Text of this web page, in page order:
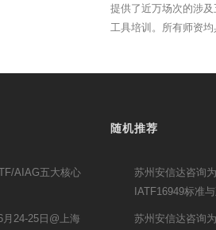
提供了近万场次的涉
工具培训。所有师资
AIAG五大核心
月24-25日@上海
随机推荐
苏州安信达咨询
IATF16949标准
苏州安信达咨询